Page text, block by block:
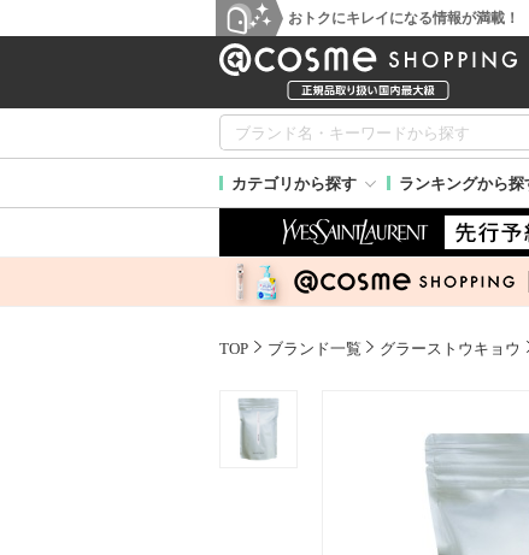
おトクにキレイになる情報が満載！
カテゴリから探す ランキングから探
TOP ブランド一覧 グラーストウキョウ